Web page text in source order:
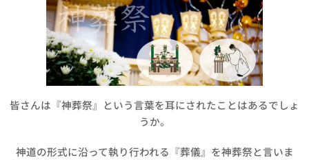
皆さんは『神葬祭』という言葉を耳にされたことはあるでしょ
うか。
神道の形式に沿って執り行われる『葬儀』を神葬祭と言いま